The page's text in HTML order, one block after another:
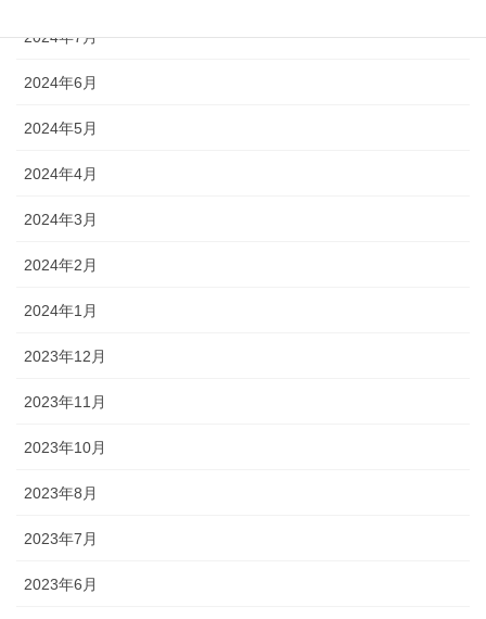
2024年7月
2024年6月
2024年5月
2024年4月
2024年3月
2024年2月
2024年1月
2023年12月
2023年11月
2023年10月
2023年8月
2023年7月
2023年6月